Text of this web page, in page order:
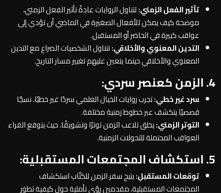
تأثير الفعل الزمني:تتناول الروايات عادةً تأثير الفعل الزمني،
موضحة كيف يمكن للأفعال الصغيرة في الماضي أن تؤدي إلى
عواقب كبيرة في الحاضر أو المستقبل.
التدين المعنوي والأخلاقي:تتناول الشخصيات الصراع مع التدين
المعنوي والأخلاقي حينما يتعين عليهم تغيير مسار التاريخ.
4. الزمن كعنصر سردي:
سرد غير خطي:تجرب روايات الخيال العلمي سردًا غير خطيًا، نسجًا
قصصيًا يتكشف عبر خطوط زمنية مختلفة.
التوتر الزمني:يخلق تلاعب الزمن توترًا وتشويقًا، حيث يتوقع القراء
العواقب المحتملة للتحولات الزمنية.
5. استكشاف المجتمعات المستقبلية:
توقعات المستقبل:يتيح سفر الزمن للكتّاب استكشاف
المجتمعات المستقبلية، مقدمين رؤى تأملية حول كيفية تطور